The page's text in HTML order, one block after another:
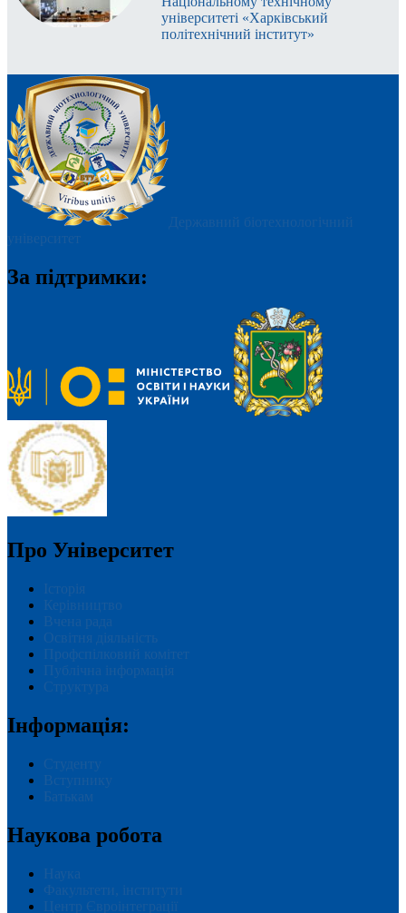
університеті «Харківський
політехнічний інститут»
Державний біотехнологічний
університет
За підтримки:
Про Університет
Історія
Керівництво
Вчена рада
Освітня діяльність
Профспілковий комітет
Публічна інформація
Структура
Інформація:
Студенту
Вступнику
Батькам
Наукова робота
Наука
Факультети, інститути
Центр Євроінтеграції